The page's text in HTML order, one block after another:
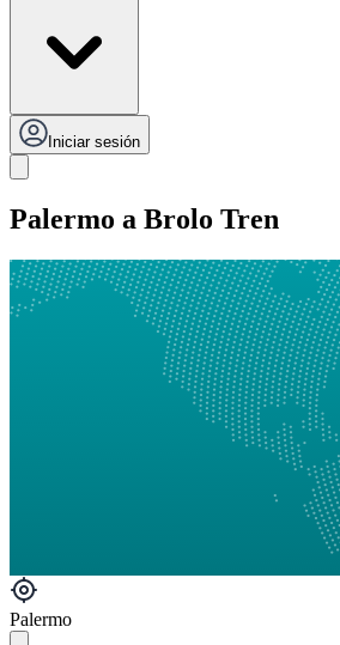
Iniciar sesión
Palermo a Brolo Tren
Palermo